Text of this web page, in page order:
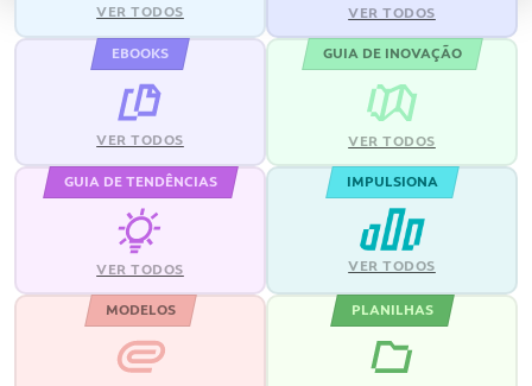
VER TODOS VER TODOS
EBOOKS
VER TODOS
GUIA DE INOVAÇÃO
VER TODOS
GUIA DE TENDÊNCIAS
VER TODOS
IMPULSIONA
VER TODOS
MODELOS PLANILHAS